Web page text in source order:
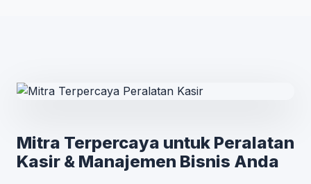
Mitra Terpercaya untuk Peralatan
Kasir & Manajemen Bisnis Anda